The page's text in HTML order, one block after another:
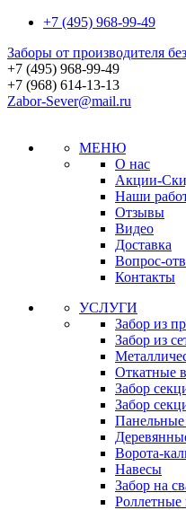
+7 (495) 968-99-49
Заборы от производителя
+7 (495) 968-99-49
+7 (968) 614-13-13
Zabor-Sever@mail.ru
МЕНЮ
О нас
Акции-
Наши
Отзывы
Видео
Доставка
Вопрос-
Контакты
УСЛУГИ
Забор из
Забор из
Откатные
Забор
Забор
Панельные
Ворота-
Навесы
Забор на
Роллетные